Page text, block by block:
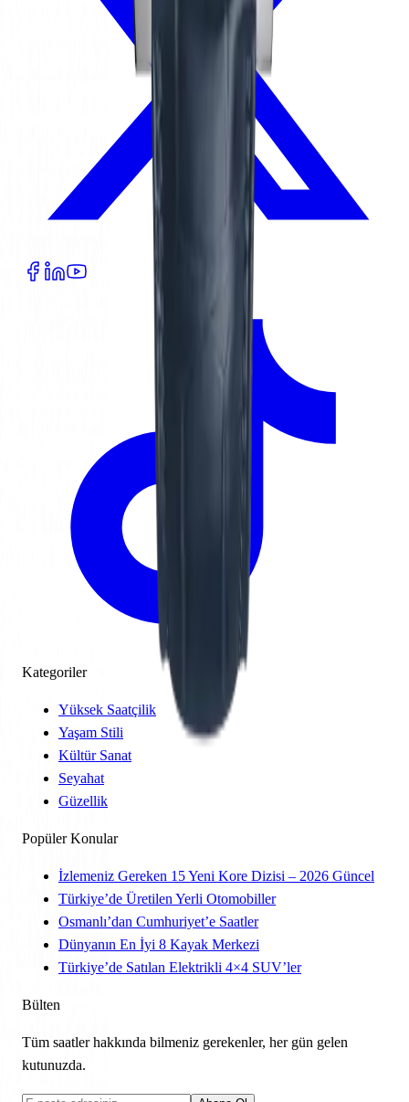
Kategoriler
Yüksek Saatçilik
Yaşam Stili
Kültür Sanat
Seyahat
Güzellik
Popüler Konular
İzlemeniz Gereken 15 Yeni Kore Dizisi – 2026 Güncel
Türkiye’de Üretilen Yerli Otomobiller
Osmanlı’dan Cumhuriyet’e Saatler
Dünyanın En İyi 8 Kayak Merkezi
Türkiye’de Satılan Elektrikli 4×4 SUV’ler
Bülten
Tüm saatler hakkında bilmeniz gerekenler, her gün gelen
kutunuzda.